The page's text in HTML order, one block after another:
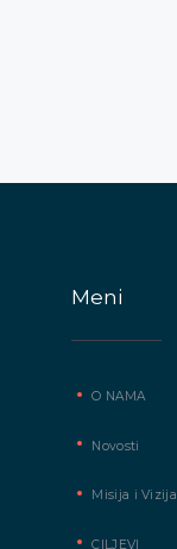
Meni
O NAMA
Novosti
Misija i Vizija
CILJEVI